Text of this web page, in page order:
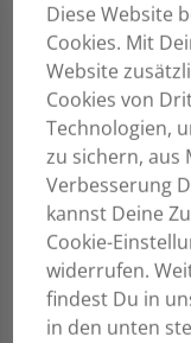
Diese Website
Cookies. Mit
Website
Cookies von
Technologien,
zu sichern, aus
Verbesserung
kannst Deine
Cookie-
widerrufen.
findest Du in
in den unten